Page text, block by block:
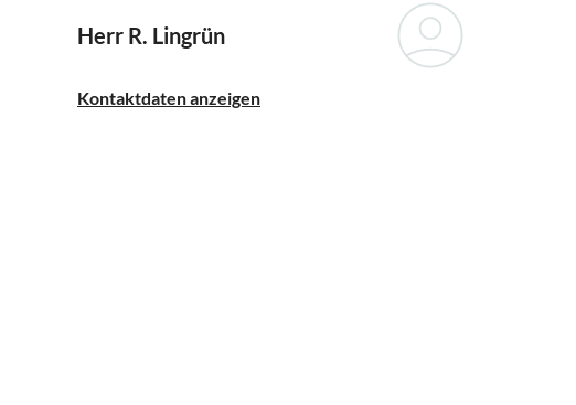
Herr R. Lingrün
Kontaktdaten anzeigen